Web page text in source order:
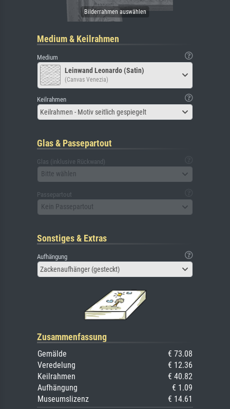
Medium & Keilrahmen
Medium
Leinwand Leonardo (Satin)
(Canvas Venezia)
Keilrahmen
Keilrahmen - Motiv seitlich gespiegelt
Glas & Passepartout
Glas (inklusive Rückwand)
Bitte wählen
Passepartout
Kein Passepartout
Sonstiges & Extras
Aufhängung
Zackenaufhänger (gesteckt)
Zusammenfassung
Gemälde
€ 73.08
Veredelung
€ 12.36
Keilrahmen
€ 40.82
Aufhängung
€ 1.09
Museumslizenz
€ 14.61